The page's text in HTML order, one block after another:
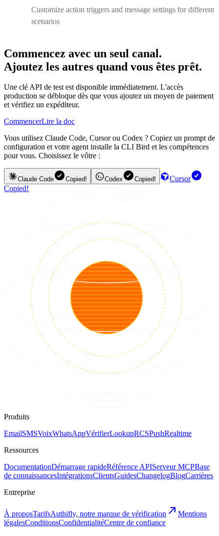
Customize action triggers and message settings for different
scenarios
Commencez avec un seul canal.
Ajoutez les autres quand vous êtes prêt.
Une clé API de test est disponible immédiatement. L'accès
production se débloque dès que vous ajoutez un moyen de paiement
et vérifiez un expéditeur.
CommencerLire la doc
Vous utilisez Claude Code, Cursor ou Codex ? Copiez un prompt de
configuration et votre agent installe la CLI Bird et les compétences
pour vous. Choisissez le vôtre :
Claude Code Copied! Codex Copied!
Cursor
Copied!
Produits
EmailSMSVoixWhatsAppVérifierLookupRCSPushRealtime
Ressources
DocumentationDémarrage rapideRéférence APIServeur MCPBase
de connaissancesIntégrationsClientsGuidesChangelogBlogCarrières
Entreprise
À proposTarifsAuthifly, notre marque de vérification
Mentions
légalesConditionsConfidentialitéCentre de confiance